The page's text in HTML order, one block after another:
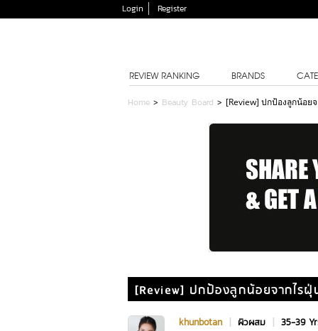
Login Register
REVIEW RANKING BRANDS
Home > Beauty Board > [Review] ปกป้องลูกน้อ
[Review] ปกป้องลูกน้อยจากไร
khunbotan | ผิวผสม | 35-39